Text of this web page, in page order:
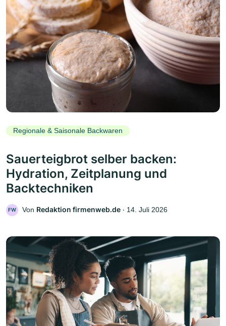
Regionale & Saisonale Backwaren
Sauerteigbrot selber backen:
Hydration, Zeitplanung und
Backtechniken
FW Von Redaktion firmenweb.de ‧ 14. Juli 2026